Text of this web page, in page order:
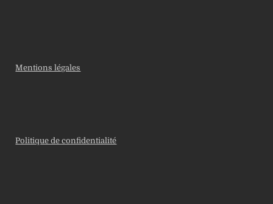
Mentions légales
Politique de confidentialité